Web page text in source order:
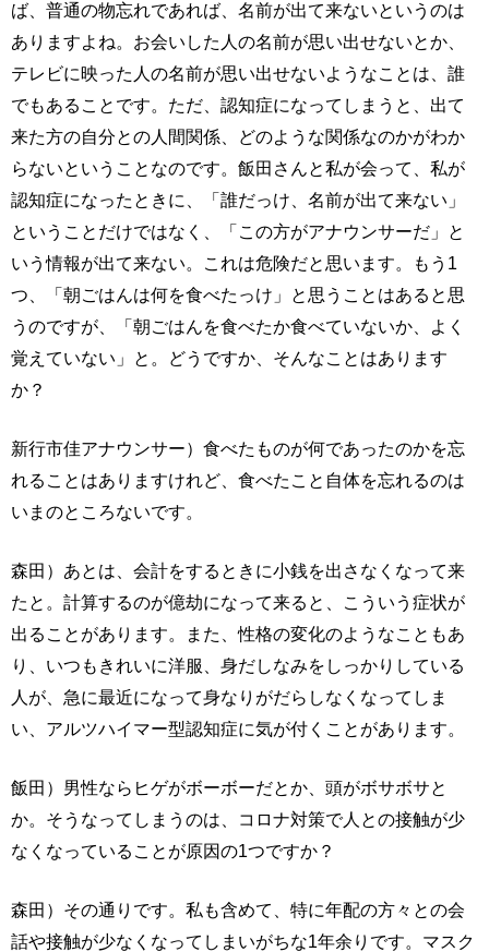
ば、普通の物忘れであれば、名前が出て来ないというのは
ありますよね。お会いした人の名前が思い出せないとか、
テレビに映った人の名前が思い出せないようなことは、誰
でもあることです。ただ、認知症になってしまうと、出て
来た方の自分との人間関係、どのような関係なのかがわか
らないということなのです。飯田さんと私が会って、私が
認知症になったときに、「誰だっけ、名前が出て来ない」
ということだけではなく、「この方がアナウンサーだ」と
いう情報が出て来ない。これは危険だと思います。もう1
つ、「朝ごはんは何を食べたっけ」と思うことはあると思
うのですが、「朝ごはんを食べたか食べていないか、よく
覚えていない」と。どうですか、そんなことはあります
か？
新行市佳アナウンサー）食べたものが何であったのかを忘
れることはありますけれど、食べたこと自体を忘れるのは
いまのところないです。
森田）あとは、会計をするときに小銭を出さなくなって来
たと。計算するのが億劫になって来ると、こういう症状が
出ることがあります。また、性格の変化のようなこともあ
り、いつもきれいに洋服、身だしなみをしっかりしている
人が、急に最近になって身なりがだらしなくなってしま
い、アルツハイマー型認知症に気が付くことがあります。
飯田）男性ならヒゲがボーボーだとか、頭がボサボサと
か。そうなってしまうのは、コロナ対策で人との接触が少
なくなっていることが原因の1つですか？
森田）その通りです。私も含めて、特に年配の方々との会
話や接触が少なくなってしまいがちな1年余りです。マスク